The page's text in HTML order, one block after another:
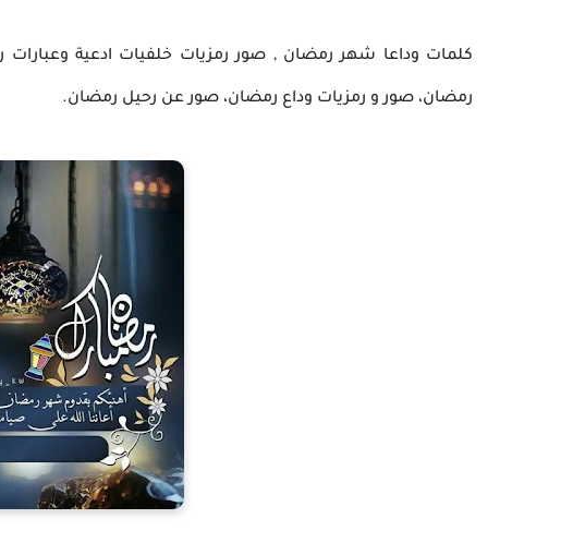
كلمات وداعا شهر رمضان , صور رمزيات خلفيات ادعية
رمضان، صور و رمزيات وداع رمضان، صور عن رحيل رمضان.